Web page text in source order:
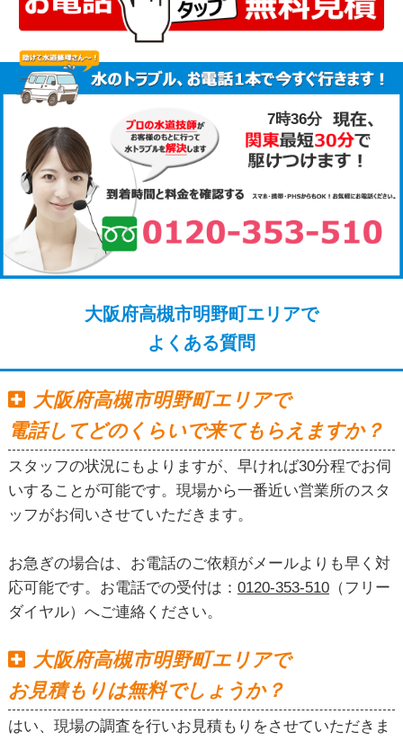
7時37分
大阪府高槻市明野町エリアで
よくある質問
大阪府高槻市明野町エリアで
電話してどのくらいで来てもらえますか？
スタッフの状況にもよりますが、早ければ30分程でお伺
いすることが可能です。現場から一番近い営業所のスタ
ッフがお伺いさせていただきます。
お急ぎの場合は、お電話のご依頼がメールよりも早く対
応可能です。お電話での受付は： 0120-353-510（フリー
ダイヤル）へご連絡ください。
大阪府高槻市明野町エリアで
お見積もりは無料でしょうか？
はい、現場の調査を行いお見積もりをさせていただきま